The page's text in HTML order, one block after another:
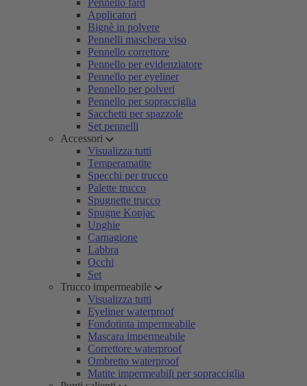
Pennello fard
Applicatori
Bignè in polvere
Pennelli maschera viso
Pennello correttore
Pennello per evidenziatore
Pennello per eyeliner
Pennello per polveri
Pennello per sopracciglia
Sacchetti per spazzole
Set pennelli
Accessori
Visualizza tutti
Temperamatite
Specchi per trucco
Palette trucco
Spugnette trucco
Spugne Konjac
Unghie
Carnagione
Labbra
Occhi
Set
Trucco impermeabile
Visualizza tutti
Eyeliner waterproof
Fondotinta impermeabile
Mascara impermeabile
Correttore waterproof
Ombretto waterproof
Matite impermeabili per sopracciglia